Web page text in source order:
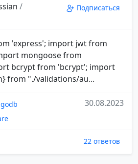
/
Подписаться
'express'; import jwt from
mongoose from
bcrypt from 'bcrypt'; import
from "./validations/au...
30.08.2023
22 ответов